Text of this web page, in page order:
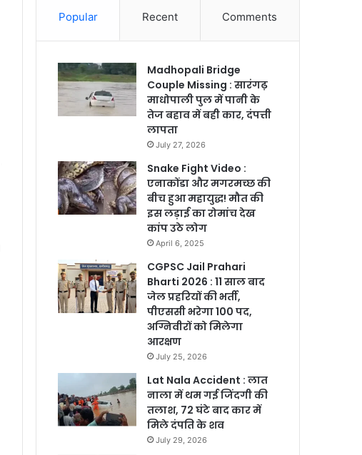
Popular Recent Comments
Madhopali Bridge
Couple Missing : सारंगढ़
माधोपाली पुल में पानी के
तेज बहाव में बही कार, दंपत्ती
लापता
July 27, 2026
Snake Fight Video :
एनाकोंडा और मगरमच्छ की
बीच हुआ महायुद्ध! मौत की
इस लड़ाई का रोमांच देख
कांप उठे लोग
April 6, 2025
CGPSC Jail Prahari
Bharti 2026 : 11 साल बाद
जेल प्रहरियों की भर्ती,
पीएससी भरेगा 100 पद,
अग्निवीरों को मिलेगा
आरक्षण
July 25, 2026
Lat Nala Accident : लात
नाला में थम गई जिंदगी की
तलाश, 72 घंटे बाद कार में
मिले दंपति के शव
July 29, 2026